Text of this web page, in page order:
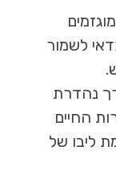
לשמור
נהדרת
החיים
ליבו של